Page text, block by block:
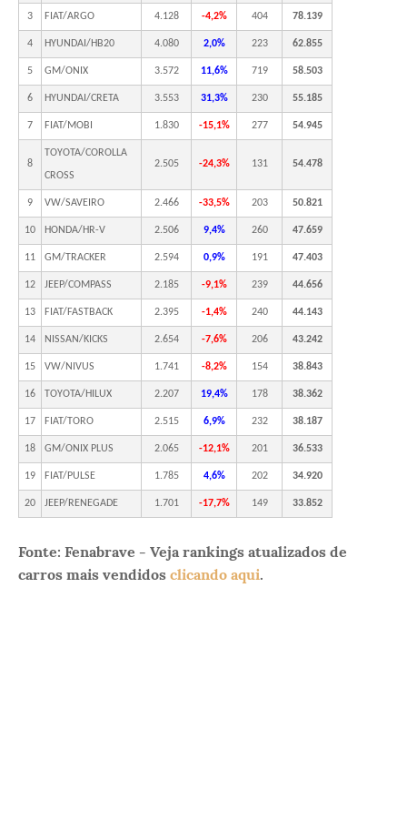
3 FIAT/ARGO 4.128 -4,2% 404 78.139
4 HYUNDAI/HB20 4.080 2,0% 223 62.855
5 GM/ONIX 3.572 11,6% 719 58.503
6 HYUNDAI/CRETA 3.553 31,3% 230 55.185
7 FIAT/MOBI 1.830 -15,1% 277 54.945
8
TOYOTA/COROLLA
CROSS
2.505 -24,3% 131 54.478
9 VW/SAVEIRO 2.466 -33,5% 203 50.821
10 HONDA/HR-V 2.506 9,4% 260 47.659
11 GM/TRACKER 2.594 0,9% 191 47.403
12 JEEP/COMPASS 2.185 -9,1% 239 44.656
13 FIAT/FASTBACK 2.395 -1,4% 240 44.143
14 NISSAN/KICKS 2.654 -7,6% 206 43.242
15 VW/NIVUS 1.741 -8,2% 154 38.843
16 TOYOTA/HILUX 2.207 19,4% 178 38.362
17 FIAT/TORO 2.515 6,9% 232 38.187
18 GM/ONIX PLUS 2.065 -12,1% 201 36.533
19 FIAT/PULSE 1.785 4,6% 202 34.920
20 JEEP/RENEGADE 1.701 -17,7% 149 33.852
Fonte: Fenabrave - Veja rankings atualizados de
carros mais vendidos clicando aqui.